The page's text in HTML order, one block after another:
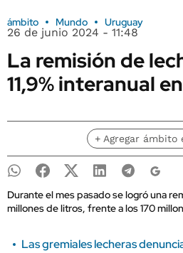
ámbito Mundo Uruguay
26 de junio 2024 - 11:48
La remisión de
11,9% interanual
+ Agregar ámbito
Durante el mes pasado se logró una
millones de litros, frente a los 170
Las gremiales lecheras